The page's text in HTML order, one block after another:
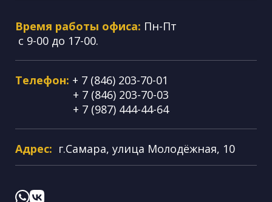
Время работы офиса: Пн-Пт
с 9-00 до 17-00.
Телефон: + 7 (846) 203-70-01
+ 7 (846) 203-70-03
+ 7 (987) 444-44-64
Адрес: г.Самара, улица Молодёжная, 10